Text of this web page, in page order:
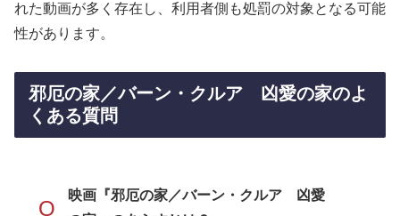
れた動画が多く存在し、利用者側も処罰の対象となる可能
性があります。
邪厄の家／バーン・クルア 凶愛の家のよ
くある質問
Q
映画『邪厄の家／バーン・クルア 凶愛